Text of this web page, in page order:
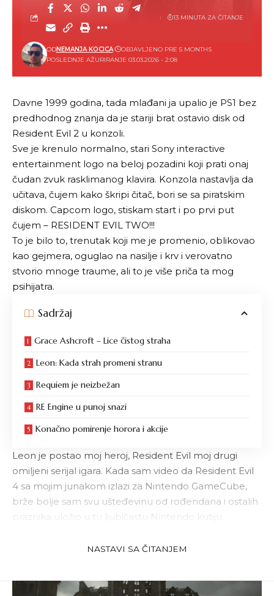
POSLEDNJE AŽURIRANJE 03.03.2026 - 2:08
ODNEMANJA KOCICA OBJAVLJENO PRE 5 MONTHS
13 MINUTA ZA ČITANJE
Davne 1999 godina, tada mlađani ja upalio je PS1 bez
predhodnog znanja da je stariji brat ostavio disk od
Resident Evil 2 u konzoli.
Sve je krenulo normalno, stari Sony interactive
entertainment logo na beloj pozadini koji prati onaj
čudan zvuk rasklimanog klavira. Konzola nastavlja da
učitava, čujem kako škripi čitač, bori se sa piratskim
diskom. Capcom logo, stiskam start i po prvi put
čujem – RESIDENT EVIL TWO!!!
To je bilo to, trenutak koji me je promenio, oblikovao
kao gejmera, oguglao na nasilje i krv i verovatno
stvorio mnoge traume, ali to je više priča ta mog
psihijatra.
Sadržaj
Grace Ashcroft – Lice čistog straha
Leon: Kada strah promeni stranu
Requiem je neizbežan
RE Engine u punoj snazi
Konačno pomirenje horora i akcije
Leon je postao moj heroj, Resident Evil moj drugi
omiljeni serijal igara. Kada sam video da Resident Evil
4 sa mojim junakom izlazi za Nintendo GameCube,
brže bolje sam svu ušteđevinu od rođendana i ostalih
praznika uložio u tu ljubičastu Nintendo kutiju.
igre. Requiem je deveta glavna igra u
NASTAVI SA ČITANJEM